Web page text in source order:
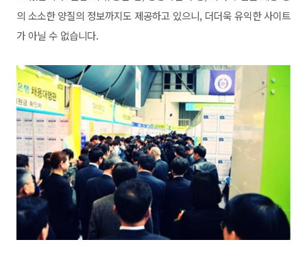
의 소소한 양질의 정보까지도 제공하고 있으니, 더더욱 유익한 사이트
가 아닐 수 없습니다.